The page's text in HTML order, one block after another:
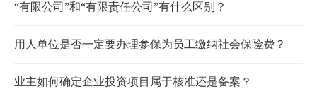
“有限公司”和“有限责任公司”有什么区别？
用人单位是否一定要办理参保为员工缴纳社会保险费？
业主如何确定企业投资项目属于核准还是备案？